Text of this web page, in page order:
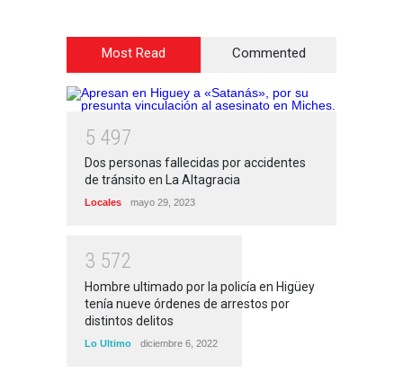
Most Read Commented
5 497
Dos personas fallecidas por accidentes
de tránsito en La Altagracia
Locales mayo 29, 2023
3 572
Hombre ultimado por la policía en Higüey
tenía nueve órdenes de arrestos por
distintos delitos
Lo Ultimo diciembre 6, 2022